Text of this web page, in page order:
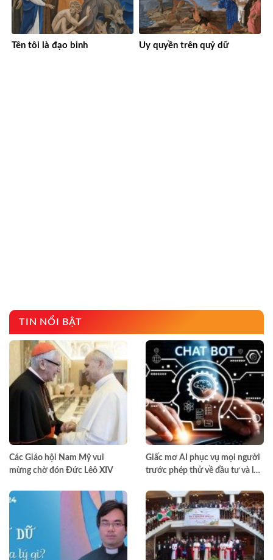
Tên tôi là đạo binh Uy quyền trên quỷ dữ
TIN NỔI BẬT
Các Giáo hội Nam Mỹ vui
mừng chờ đón Đức Lêô XIV
Giấc mơ AI phục vụ mọi người
trước phép thử về đầu tư và lợi